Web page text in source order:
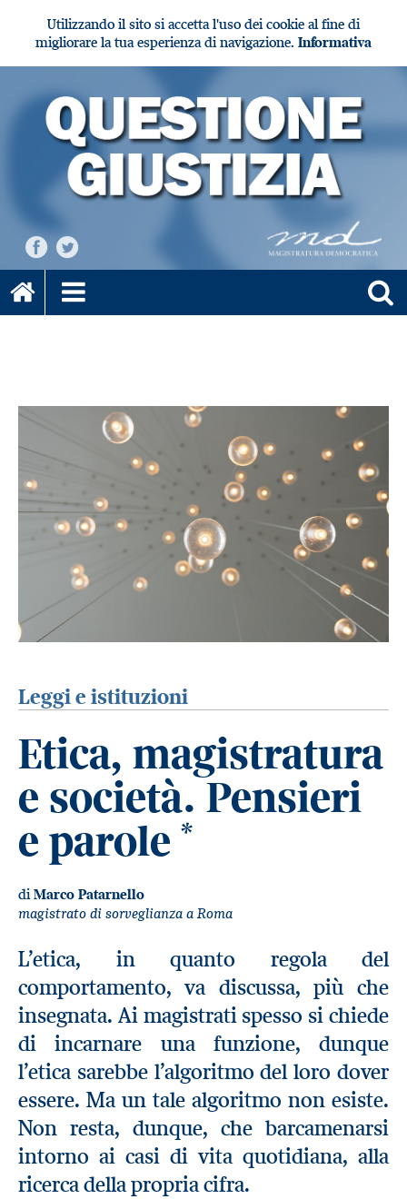
Utilizzando il sito si accetta l'uso dei cookie al fine di
migliorare la tua esperienza di navigazione. Informativa
Leggi e istituzioni
Etica, magistratura
e società. Pensieri
e parole *
diMarco Patarnello
magistrato di sorveglianza a Roma
L’etica, in quanto regola del
comportamento, va discussa, più che
insegnata. Ai magistrati spesso si chiede
di incarnare una funzione, dunque
l’etica sarebbe l’algoritmo del loro dover
essere. Ma un tale algoritmo non esiste.
Non resta, dunque, che barcamenarsi
intorno ai casi di vita quotidiana, alla
ricerca della propria cifra.